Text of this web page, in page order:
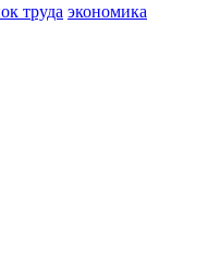
труда экономика